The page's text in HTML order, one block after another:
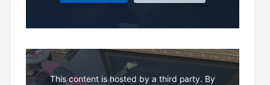
This content is hosted by a third party. By